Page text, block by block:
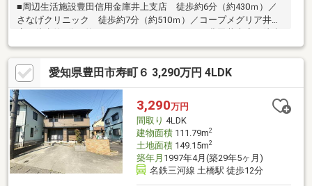
■周辺生活施設豊田信用金庫井上支店 徒歩約6分（約430ｍ）／
さなげクリニック 徒歩約7分（約510ｍ）／コープメグリア井上
約8分（約570ｍ）／スギドラッグ青木店 徒歩約9分（約690ｍ）
／井上幼稚園 徒歩約10分（約740ｍ）
愛知県豊田市寿町６ 3,290万円 4LDK
3,290万円
間取り 4LDK
建物面積111.79m2
土地面積149.15m2
築年月 1997年4月(築29年5ヶ月)
名鉄三河線 土橋駅 徒歩12分